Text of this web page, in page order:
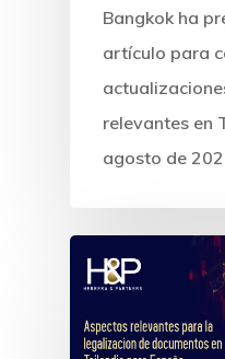
Bangkok ha
artículo para
relevantes en
agosto de